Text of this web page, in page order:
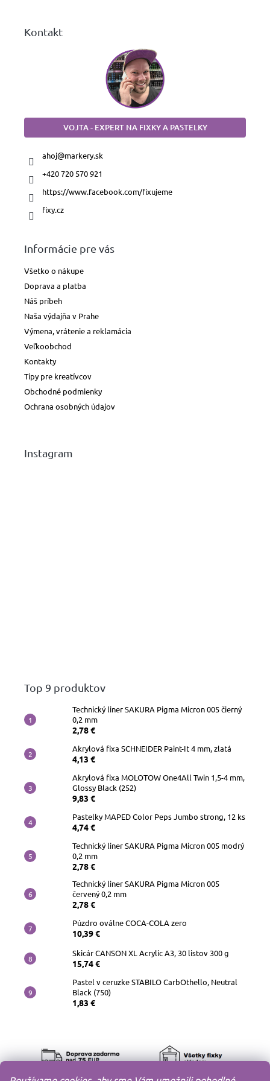
Kontakt
VOJTA - EXPERT NA FIXKY A PASTELKY
ahoj@markery.sk
+420 720 570 921
https://www.facebook.com/fixujeme
fixy.cz
Informácie pre vás
Všetko o nákupe
Doprava a platba
Náš príbeh
Naša výdajňa v Prahe
Výmena, vrátenie a reklamácia
Veľkoobchod
Kontakty
Tipy pre kreatívcov
Obchodné podmienky
Ochrana osobných údajov
Instagram
Top 9 produktov
Technický liner SAKURA Pigma Micron 005 čierný
0,2 mm
2,78 €
Akrylová fixa SCHNEIDER Paint-It 4 mm, zlatá
4,13 €
Akrylová fixa MOLOTOW One4All Twin 1,5-4 mm,
Glossy Black (252)
9,83 €
Pastelky MAPED Color Peps Jumbo strong, 12 ks
4,74 €
Technický liner SAKURA Pigma Micron 005 modrý
0,2 mm
2,78 €
Technický liner SAKURA Pigma Micron 005
červený 0,2 mm
2,78 €
Púzdro oválne COCA-COLA zero
10,39 €
Skicár CANSON XL Acrylic A3, 30 listov 300 g
15,74 €
Pastel v ceruzke STABILO CarbOthello, Neutral
Black (750)
1,83 €